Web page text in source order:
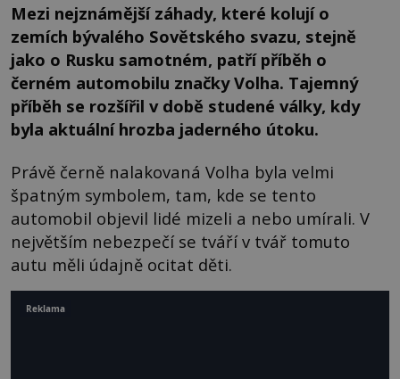
Mezi nejznámější záhady, které kolují o
zemích bývalého Sovětského svazu, stejně
jako o Rusku samotném, patří příběh o
černém automobilu značky Volha. Tajemný
příběh se rozšířil v době studené války, kdy
byla aktuální hrozba jaderného útoku.
Právě černě nalakovaná Volha byla velmi
špatným symbolem, tam, kde se tento
automobil objevil lidé mizeli a nebo umírali. V
největším nebezpečí se tváří v tvář tomuto
autu měli údajně ocitat děti.
Reklama